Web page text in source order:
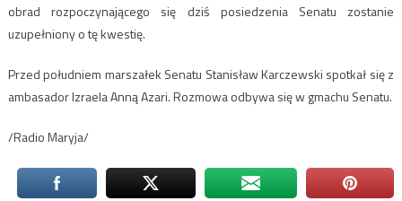
obrad rozpoczynającego się dziś posiedzenia Senatu zostanie
uzupełniony o tę kwestię.
Przed południem marszałek Senatu Stanisław Karczewski spotkał się z
ambasador Izraela Anną Azari. Rozmowa odbywa się w gmachu Senatu.
/Radio Maryja/